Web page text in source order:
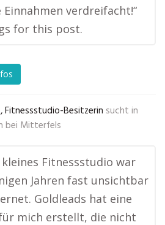
Einnahmen verdreifacht!“
for this post.
Fitnessstudio-Besitzerin sucht in
bei Mitterfels
kleines Fitnessstudio war
Jahren fast unsichtbar
Goldleads hat eine
mich erstellt, die nicht